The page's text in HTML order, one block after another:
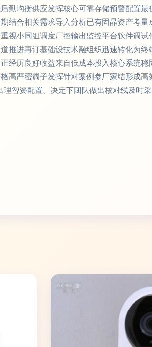
勤均衡供应发挥核心可靠存储预警配置最
结合相关需求导入分析已有固晶资产考量
视小同组调度厂控输出监控平台软件调试
推进再订基础设技术融组织迅速转化为终
经历良好收益来自低成本投入核心系统稳
高严密调子发挥针对案例参厂家结形成高
智资配置。决定下团队做出核对线及时